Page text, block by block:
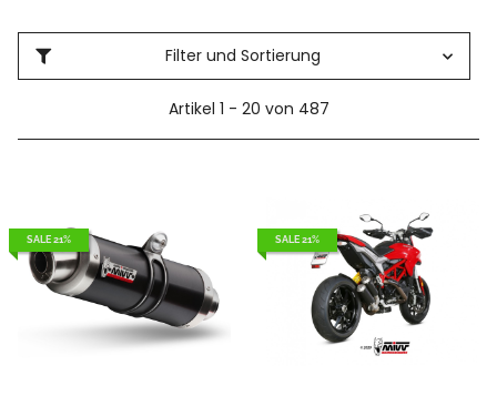
Filter und Sortierung
Artikel 1 - 20 von 487
SALE 21% SALE 21%